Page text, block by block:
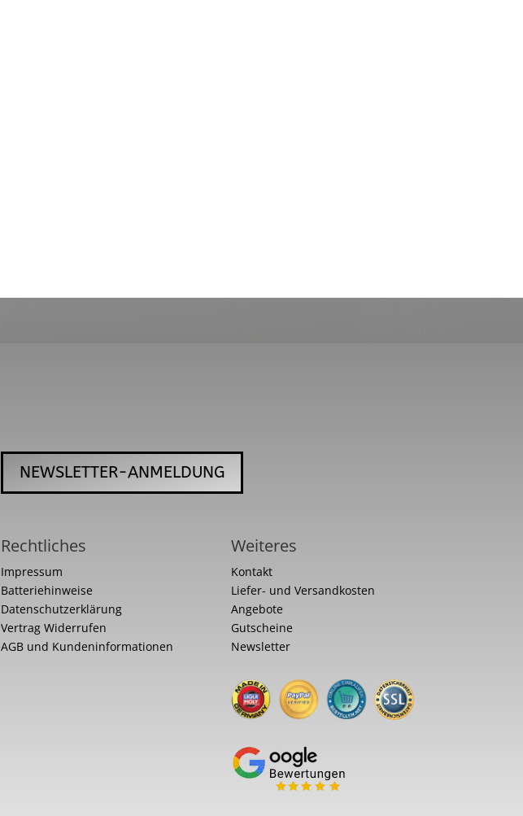
NEWSLETTER-ANMELDUNG
Rechtliches
Impressum
Batteriehinweise
Datenschutzerklärung
Vertrag Widerrufen
AGB und Kundeninformationen
Weiteres
Kontakt
Liefer- und Versandkosten
Angebote
Gutscheine
Newsletter